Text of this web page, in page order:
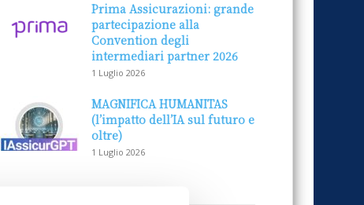
Prima Assicurazioni: grande
partecipazione alla
Convention degli
intermediari partner 2026
1 Luglio 2026
MAGNIFICA HUMANITAS
(l’impatto dell’IA sul futuro e
oltre)
1 Luglio 2026